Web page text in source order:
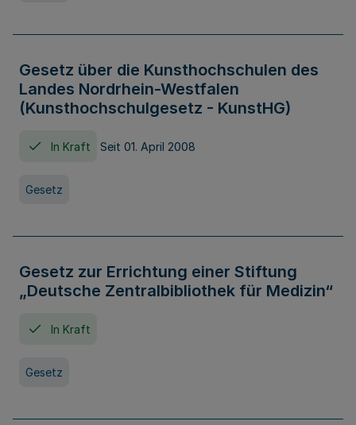
Gesetz über die Kunsthochschulen des
Landes Nordrhein-Westfalen
(Kunsthochschulgesetz - KunstHG)
In Kraft Seit 01. April 2008
Gesetz
Gesetz zur Errichtung einer Stiftung
„Deutsche Zentralbibliothek für Medizin“
In Kraft
Gesetz